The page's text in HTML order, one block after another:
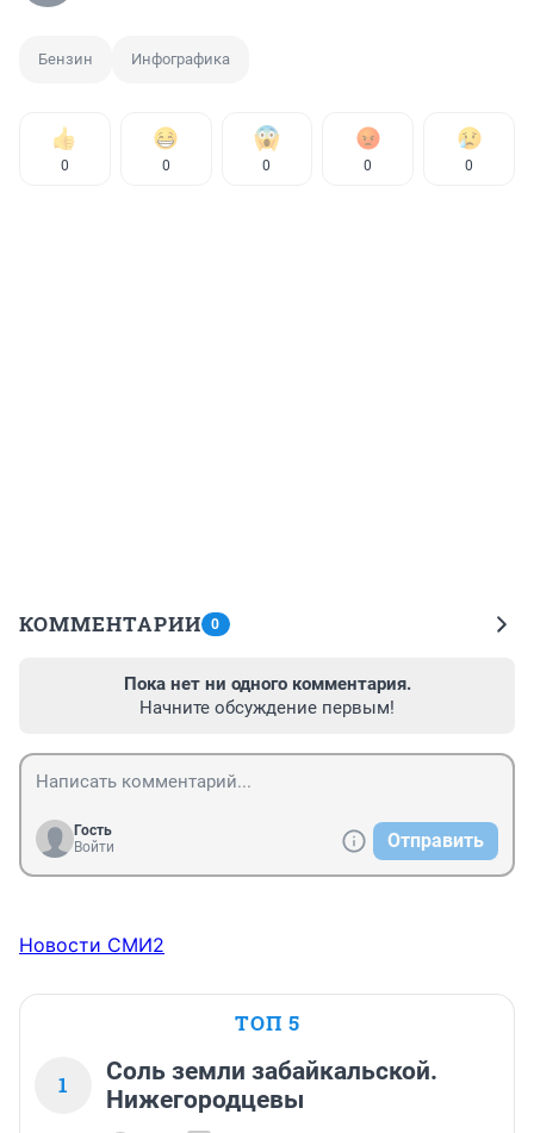
Бензин Инфографика
0 0 0 0 0
КОММЕНТАРИИ 0
Пока нет ни одного комментария.
Начните обсуждение первым!
Гость
Войти
Отправить
Новости СМИ2
ТОП 5
1
Соль земли забайкальской.
Нижегородцевы